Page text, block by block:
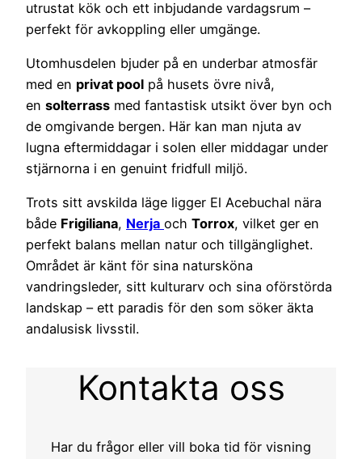
utrustat kök och ett inbjudande vardagsrum –
perfekt för avkoppling eller umgänge.
Utomhusdelen bjuder på en underbar atmosfär
med en privat pool på husets övre nivå,
en solterrass med fantastisk utsikt över byn och
de omgivande bergen. Här kan man njuta av
lugna eftermiddagar i solen eller middagar under
stjärnorna i en genuint fridfull miljö.
Trots sitt avskilda läge ligger El Acebuchal nära
både Frigiliana, Nerja och Torrox, vilket ger en
perfekt balans mellan natur och tillgänglighet.
Området är känt för sina natursköna
vandringsleder, sitt kulturarv och sina oförstörda
landskap – ett paradis för den som söker äkta
andalusisk livsstil.
Kontakta oss
Har du frågor eller vill boka tid för visning